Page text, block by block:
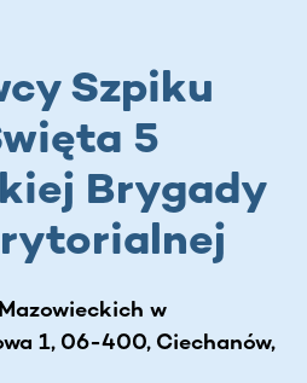
Szpiku
5
Brygady
w
1, 06-400, Ciechanów,